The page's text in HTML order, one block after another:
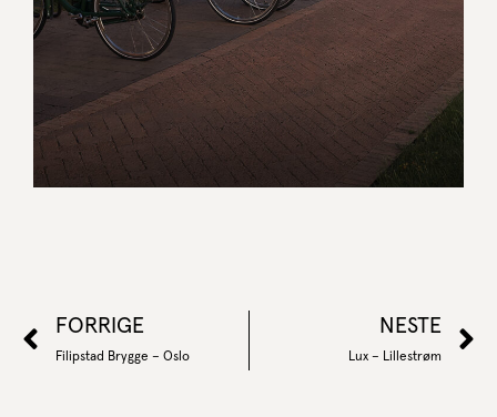
FORRIGE
Filipstad Brygge – Oslo
NESTE
Lux – Lillestrøm